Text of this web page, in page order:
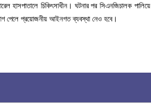
হাসপাতালে চিকিৎসাধীন। ঘটনার পর সিএনজিচালক পালিয়ে
পেলে প্রয়োজনীয় আইনগত ব্যবস্থা নেও হবে।